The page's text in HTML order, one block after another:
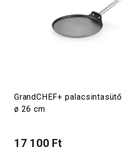
edénycsalád extra előnyt kínál: a
indukciós alj rendkívül gyors
miközben megakadályozza az
GrandCHEF+ palacsintasütő
ø 26 cm
17 100 Ft